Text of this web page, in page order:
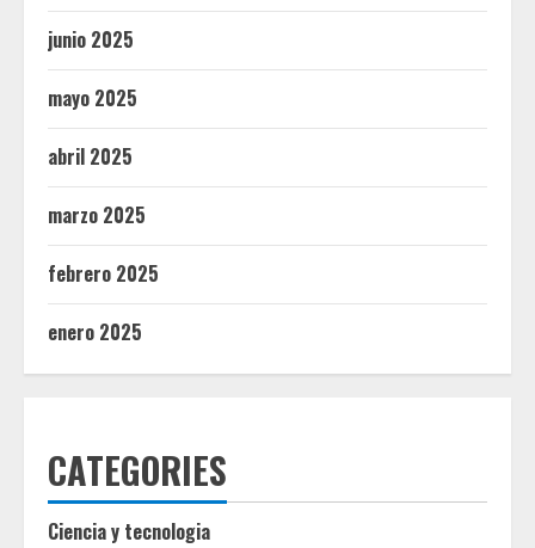
junio 2025
mayo 2025
abril 2025
marzo 2025
febrero 2025
enero 2025
CATEGORIES
Ciencia y tecnologia